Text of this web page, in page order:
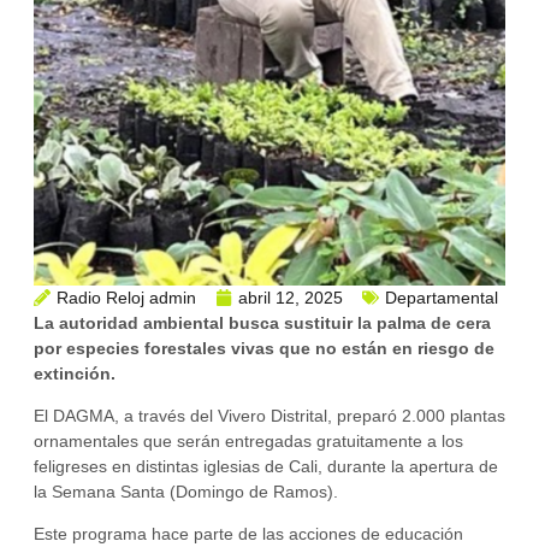
Radio Reloj admin abril 12, 2025
Departamental
La autoridad ambiental busca sustituir la palma de cera
por especies forestales vivas que no están en riesgo de
extinción.
El DAGMA, a través del Vivero Distrital, preparó 2.000 plantas
ornamentales que serán entregadas gratuitamente a los
feligreses en distintas iglesias de Cali, durante la apertura de
la Semana Santa (Domingo de Ramos).
Este programa hace parte de las acciones de educación